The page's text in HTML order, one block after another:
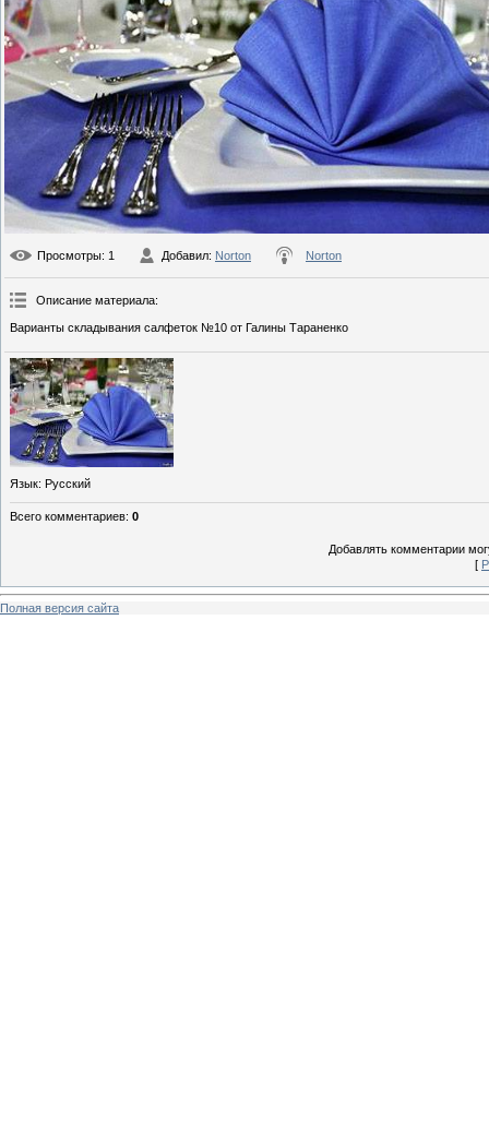
Просмотры: 1 Добавил: Norton Norton
Описание материала:
Варианты складывания салфеток №10 от Галины Тараненко
Язык: Русский
Всего комментариев: 0
Добавлять комментарии
[
Полная версия сайта